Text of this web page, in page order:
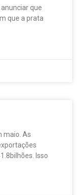
que
que a prata
maio. As
Isso